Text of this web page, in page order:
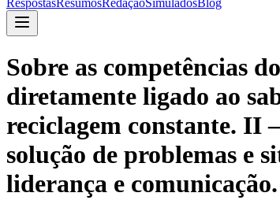
Sobre as competências
diretamente ligado ao
reciclagem constante. II
solução de problemas e
liderança e